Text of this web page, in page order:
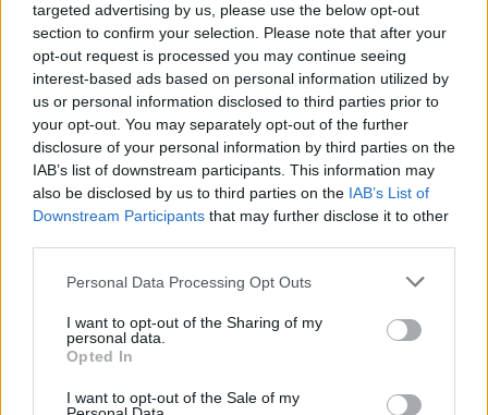
targeted advertising by us, please use the below opt-out
section to confirm your selection. Please note that after your
opt-out request is processed you may continue seeing
interest-based ads based on personal information utilized by
us or personal information disclosed to third parties prior to
your opt-out. You may separately opt-out of the further
disclosure of your personal information by third parties on the
IAB’s list of downstream participants. This information may
also be disclosed by us to third parties on the IAB’s List of
Downstream Participants that may further disclose it to other
Please note that this website/app uses one or more Google
not limited to your visit or usage behaviour. You may click to
grant or deny consent to Google and its third-party tags to
use your data for below specified purposes in below Google
consent section.
Personal Data Processing Opt Outs
I want to opt-out of the Sharing of my
personal data.
Opted In
I want to opt-out of the Sale of my
3 MINUTES READ